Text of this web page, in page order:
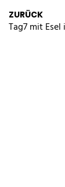
ZURÜCK
Tag7 mit